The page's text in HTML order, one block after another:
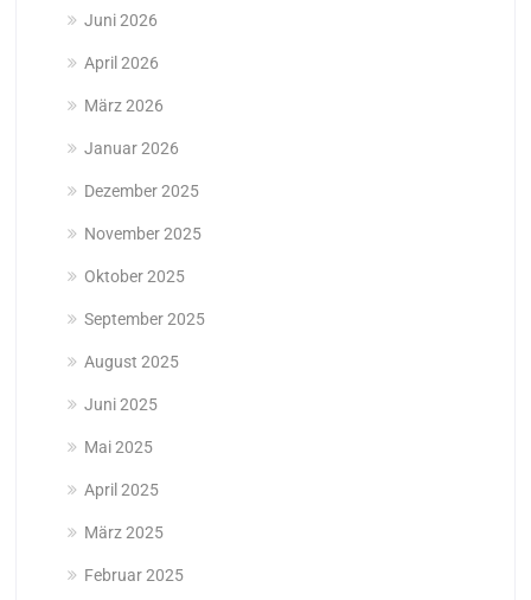
Juni 2026
April 2026
März 2026
Januar 2026
Dezember 2025
November 2025
Oktober 2025
September 2025
August 2025
Juni 2025
Mai 2025
April 2025
März 2025
Februar 2025